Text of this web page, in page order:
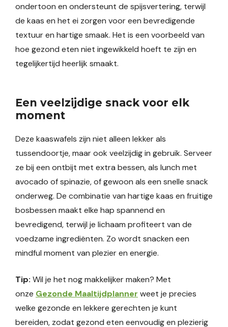
ondertoon en ondersteunt de spijsvertering, terwijl
de kaas en het ei zorgen voor een bevredigende
textuur en hartige smaak. Het is een voorbeeld van
hoe gezond eten niet ingewikkeld hoeft te zijn en
tegelijkertijd heerlijk smaakt.
Een veelzijdige snack voor elk
moment
Deze kaaswafels zijn niet alleen lekker als
tussendoortje, maar ook veelzijdig in gebruik. Serveer
ze bij een ontbijt met extra bessen, als lunch met
avocado of spinazie, of gewoon als een snelle snack
onderweg. De combinatie van hartige kaas en fruitige
bosbessen maakt elke hap spannend en
bevredigend, terwijl je lichaam profiteert van de
voedzame ingrediënten. Zo wordt snacken een
mindful moment van plezier en energie.
Tip: Wil je het nog makkelijker maken? Met
onze Gezonde Maaltijdplanner weet je precies
welke gezonde en lekkere gerechten je kunt
bereiden, zodat gezond eten eenvoudig en plezierig